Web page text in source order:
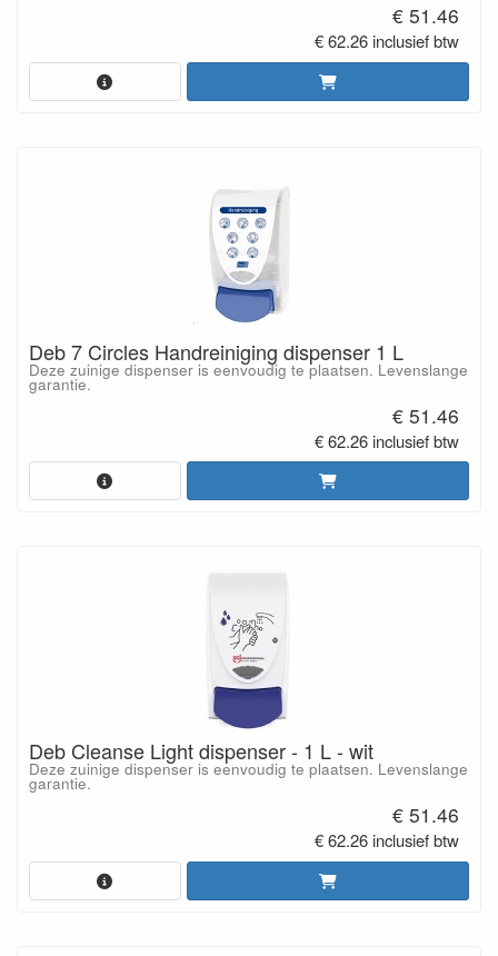
€ 51.46
€ 62.26 inclusief btw
Deb 7 Circles Handreiniging dispenser 1 L
Deze zuinige dispenser is eenvoudig te plaatsen. Levenslange
garantie.
€ 51.46
€ 62.26 inclusief btw
Deb Cleanse Light dispenser - 1 L - wit
Deze zuinige dispenser is eenvoudig te plaatsen. Levenslange
garantie.
€ 51.46
€ 62.26 inclusief btw